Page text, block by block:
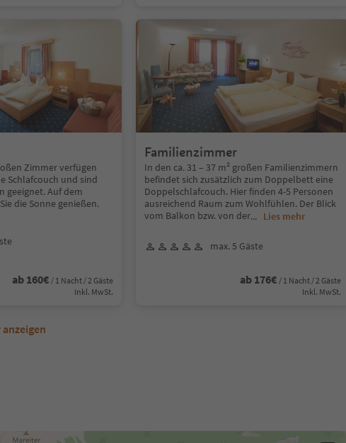
Zimmer verfügen
Schlafcouch und sind
geeignet. Auf dem
die Sonne genießen.
ab 160€ / 1 Nacht / 2 Gäste
Inkl. MwSt.
Familienzimmer
In den ca. 31 – 37 m² großen Familienzimmern
befindet sich zusätzlich zum Doppelbett eine
Doppelschlafcouch. Hier finden 4-5 Personen
ausreichend Raum zum Wohlfühlen. Der Blick
vom Balkon bzw. von der... Lies mehr
max. 5 Gäste
ab 176€ / 1 Nacht / 2 Gäste
Inkl. MwSt.